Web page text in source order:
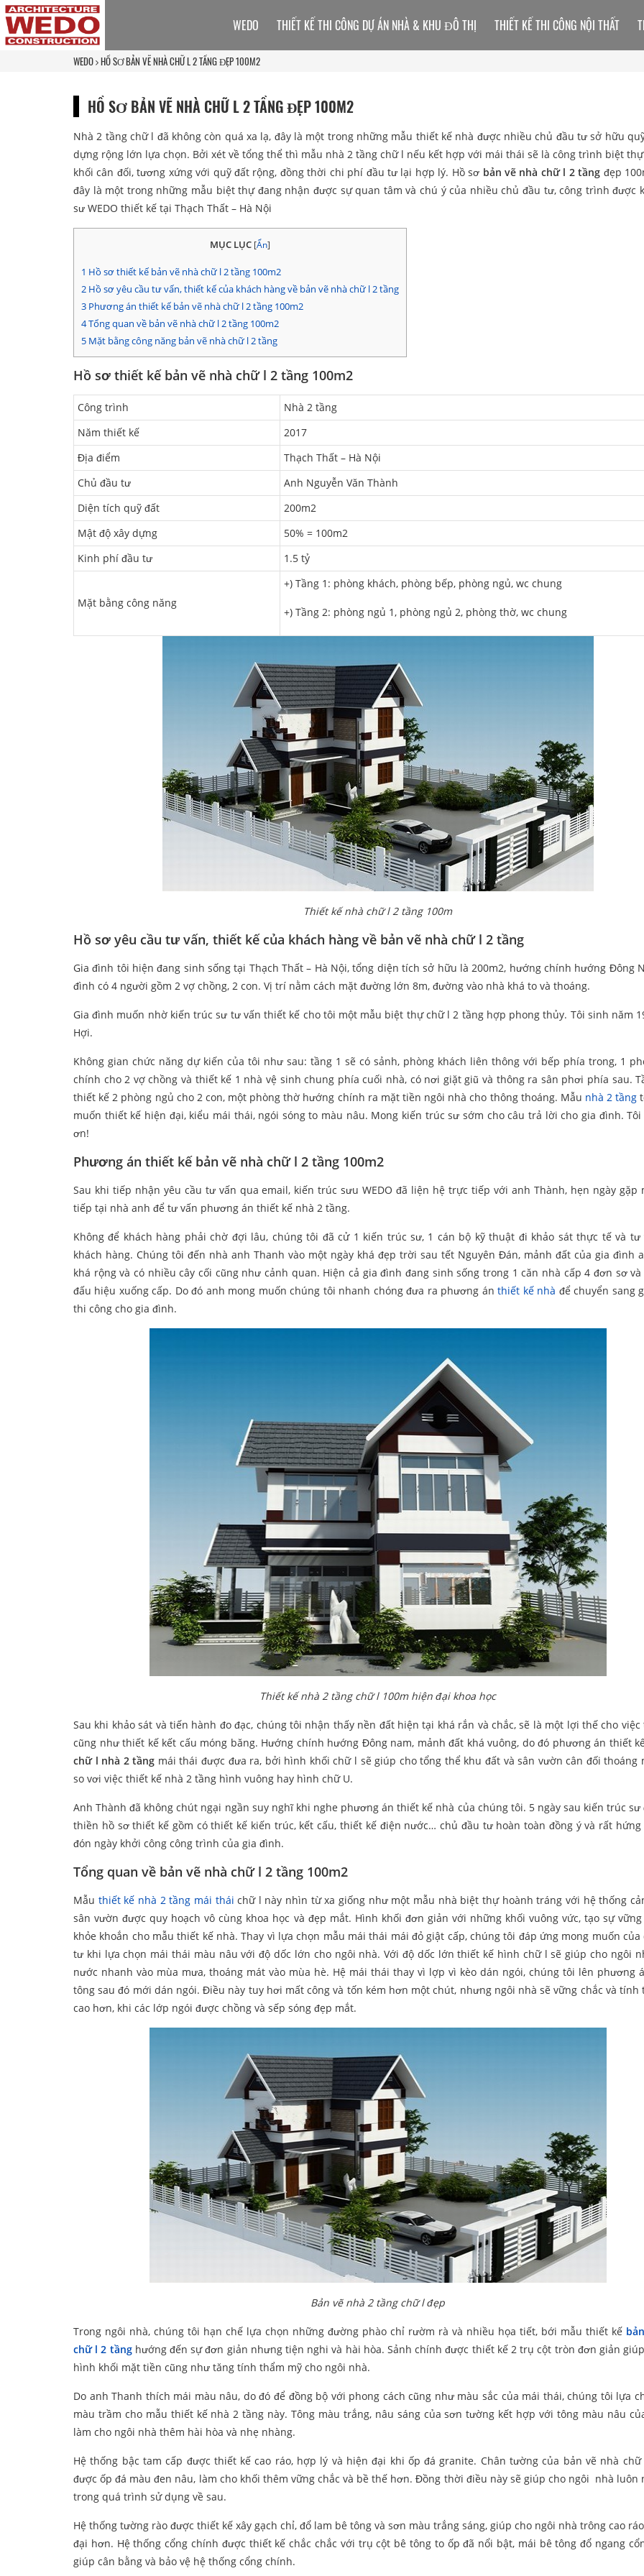
WEDO HỒ SƠ BẢN VẼ NHÀ CHỮ L 2 TẦNG ĐẸP 100M2
HỒ SƠ BẢN VẼ NHÀ CHỮ L 2 TẦNG ĐẸP 100M2
Nhà 2 tầng chữ l đã không còn quá xa lạ, đây là một trong những mẫu thiết kế nhà được nhiều chủ đầu tư sở hữu
dựng rộng lớn lựa chọn. Bởi xét về tổng thể thì mẫu nhà 2 tầng chữ l nếu kết hợp với mái thái sẽ là công trình biệt
khối cân đối, tương xứng với quỹ đất rộng, đồng thời chi phí đầu tư lại hợp lý. Hồ sơ bản vẽ nhà chữ l 2 tầng đẹp
đây là một trong những mẫu biệt thự đang nhận được sự quan tâm và chú ý của nhiều chủ đầu tư, công trình được
sư WEDO thiết kế tại Thạch Thất – Hà Nội
MỤC LỤC [Ẩn]
1 Hồ sơ thiết kế bản vẽ nhà chữ l 2 tầng 100m2
2 Hồ sơ yêu cầu tư vấn, thiết kế của khách hàng về bản vẽ nhà chữ l 2 tầng
3 Phương án thiết kế bản vẽ nhà chữ l 2 tầng 100m2
4Tổng quan về bản vẽ nhà chữ l 2 tầng 100m2
5 Mặt bằng công năng bản vẽ nhà chữ l 2 tầng
Hồ sơ thiết kế bản vẽ nhà chữ l 2 tầng 100m2
Công trình
Nhà 2 tầng
Năm thiết kế
2017
Địa điểm
Thạch Thất – Hà Nội
Chủ đầu tư
Anh Nguyễn Văn Thành
Diện tích quỹ đất
200m2
Mật độ xây dựng
50% = 100m2
Kinh phí đầu tư
1.5 tỷ
Mặt bằng công năng
+) Tầng 1: phòng khách, phòng bếp, phòng ngủ, wc chung
+) Tầng 2: phòng ngủ 1, phòng ngủ 2, phòng thờ, wc chung
Thiết kế nhà chữ l 2 tầng 100m
Hồ sơ yêu cầu tư vấn, thiết kế của khách hàng về bản vẽ nhà chữ l 2 tầng
Gia đình tôi hiện đang sinh sống tại Thạch Thất – Hà Nội, tổng diện tích sở hữu là 200m2, hướng chính hướng Đông
đình có 4 người gồm 2 vợ chồng, 2 con. Vị trí nằm cách mặt đường lớn 8m, đường vào nhà khá to và thoáng.
Gia đình muốn nhờ kiến trúc sư tư vấn thiết kế cho tôi một mẫu biệt thự chữ l 2 tầng hợp phong thủy. Tôi sinh năm
Hợi.
Không gian chức năng dự kiến của tôi như sau: tầng 1 sẽ có sảnh, phòng khách liên thông với bếp phía trong, 1
chính cho 2 vợ chồng và thiết kế 1 nhà vệ sinh chung phía cuối nhà, có nơi giặt giũ và thông ra sân phơi phía sau.
thiết kế 2 phòng ngủ cho 2 con, một phòng thờ hướng chính ra mặt tiền ngôi nhà cho thông thoáng. Mẫu nhà 2 tầng
muốn thiết kế hiện đại, kiểu mái thái, ngói sóng to màu nâu. Mong kiến trúc sư sớm cho câu trả lời cho gia đình. Tôi
ơn!
Phương án thiết kế bản vẽ nhà chữ l 2 tầng 100m2
Sau khi tiếp nhận yêu cầu tư vấn qua email, kiến trúc sưu WEDO đã liện hệ trực tiếp với anh Thành, hẹn ngày gặp
tiếp tại nhà anh để tư vấn phương án thiết kế nhà 2 tầng.
Không để khách hàng phải chờ đợi lâu, chúng tôi đã cử 1 kiến trúc sư, 1 cán bộ kỹ thuật đi khảo sát thực tế và tư
khách hàng. Chúng tôi đến nhà anh Thanh vào một ngày khá đẹp trời sau tết Nguyên Đán, mảnh đất của gia đình
khá rộng và có nhiều cây cối cũng như cảnh quan. Hiện cả gia đình đang sinh sống trong 1 căn nhà cấp 4 đơn sơ và
đấu hiệu xuống cấp. Do đó anh mong muốn chúng tôi nhanh chóng đưa ra phương ánthiết kế nhà để chuyển sang
thi công cho gia đình.
Thiết kế nhà 2 tầng chữ l 100m hiện đại khoa học
Sau khi khảo sát và tiến hành đo đạc, chúng tôi nhận thấy nền đất hiện tại khá rắn và chắc, sẽ là một lợi thế cho việc
cũng như thiết kế kết cấu móng băng. Hướng chính hướng Đông nam, mảnh đất khá vuông, do đó phương án thiết
chữ l nhà 2 tầng mái thái được đưa ra, bởi hình khối chữ l sẽ giúp cho tổng thể khu đất và sân vườn cân đối thoáng
so vơi việc thiết kế nhà 2 tầng hình vuông hay hình chữ U.
Anh Thành đã không chút ngại ngần suy nghĩ khi nghe phương án thiết kế nhà của chúng tôi. 5 ngày sau kiến trúc sư
thiền hồ sơ thiết kế gồm có thiết kế kiến trúc, kết cấu, thiết kế điện nước… chủ đầu tư hoàn toàn đồng ý và rất
đón ngày khởi công công trình của gia đình.
Tổng quan về bản vẽ nhà chữ l 2 tầng 100m2
Mẫu thiết kế nhà 2 tầng mái thái chữ l này nhìn từ xa giống như một mẫu nhà biệt thự hoành tráng với hệ thống
sân vườn được quy hoạch vô cùng khoa học và đẹp mắt. Hình khối đơn giản với những khối vuông vức, tạo sự vững
khỏe khoắn cho mẫu thiết kế nhà. Thay vì lựa chọn mẫu mái thái mái đỏ giật cấp, chúng tôi đáp ứng mong muốn của
tư khi lựa chọn mái thái màu nâu với độ dốc lớn cho ngôi nhà. Với độ dốc lớn thiết kế hình chữ l sẽ giúp cho ngôi
nước nhanh vào mùa mưa, thoáng mát vào mùa hè. Hệ mái thái thay vì lợp vì kèo dán ngói, chúng tôi lên phương
tông sau đó mới dán ngói. Điều này tuy hơi mất công và tốn kém hơn một chút, nhưng ngôi nhà sẽ vững chắc và tính
cao hơn, khi các lớp ngói được chồng và sếp sóng đẹp mắt.
Bản vẽ nhà 2 tầng chữ l đẹp
Trong ngôi nhà, chúng tôi hạn chế lựa chọn những đường phào chỉ rườm rà và nhiều họa tiết, bới mẫu thiết kế
chữ l 2 tầnghướng đến sự đơn giản nhưng tiện nghi và hài hòa. Sảnh chính được thiết kế 2 trụ cột tròn đơn giản
hình khối mặt tiền cũng như tăng tính thẩm mỹ cho ngôi nhà.
Do anh Thanh thích mái màu nâu, do đó để đồng bộ với phong cách cũng như màu sắc của mái thái, chúng tôi lựa
màu trầm cho mẫu thiết kế nhà 2 tầng này. Tông màu trắng, nâu sáng của sơn tường kết hợp với tông màu nâu
làm cho ngôi nhà thêm hài hòa và nhẹ nhàng.
Hệ thống bậc tam cấp được thiết kế cao ráo, hợp lý và hiện đại khi ốp đá granite. Chân tường của bản vẽ nhà
được ốp đá màu đen nâu, làm cho khối thêm vững chắc và bề thế hơn. Đồng thời điều này sẽ giúp cho ngôi nhà luôn
trong quá trình sử dụng về sau.
Hệ thống tường rào được thiết kế xây gạch chỉ, đổ lam bê tông và sơn màu trắng sáng, giúp cho ngôi nhà trông cao
đại hơn. Hệ thống cổng chính được thiết kế chắc chắc với trụ cột bê tông to ốp đã nổi bật, mái bê tông đổ ngang
giúp cân bằng và bảo vệ hệ thống cổng chính.
WEDO THIẾT KẾ THI CÔNG DỰ ÁN NHÀ & KHU ĐÔ THỊ THIẾT KẾ THI CÔNG NỘI THẤT